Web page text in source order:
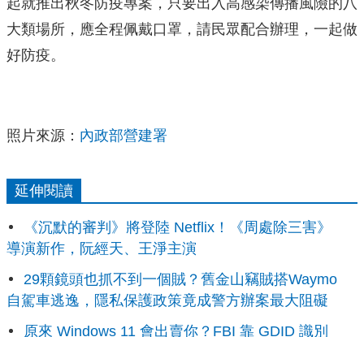
大類場所，應全程佩戴口罩，請民眾配合辦理，一起做
好防疫。
照片來源： 內政部營建署
延伸閱讀
《沉默的審判》將登陸 Netflix！《周處除三害》
導演新作，阮經天、王淨主演
29顆鏡頭也抓不到一個賊？舊金山竊賊搭Waymo
自駕車逃逸，隱私保護政策竟成警方辦案最大阻礙
原來 Windows 11 會出賣你？FBI 靠 GDID 識別